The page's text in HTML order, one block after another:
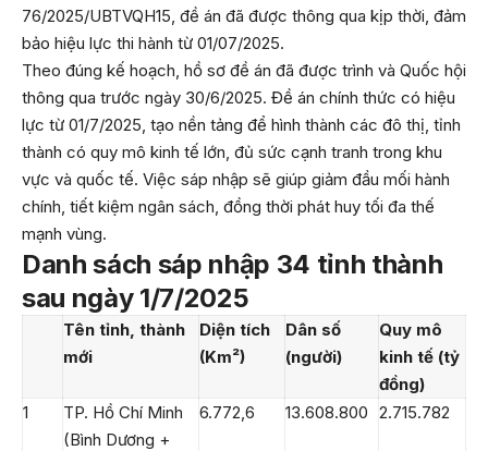
76/2025/UBTVQH15, đề án đã được thông qua kịp thời, đảm
bảo hiệu lực thi hành từ 01/07/2025.
Theo đúng kế hoạch, hồ sơ đề án đã được trình và Quốc hội
thông qua trước ngày 30/6/2025. Đề án chính thức có hiệu
lực từ 01/7/2025, tạo nền tảng để hình thành các đô thị, tỉnh
thành có quy mô kinh tế lớn, đủ sức cạnh tranh trong khu
vực và quốc tế. Việc sáp nhập sẽ giúp giảm đầu mối hành
chính, tiết kiệm ngân sách, đồng thời phát huy tối đa thế
mạnh vùng.
Danh sách sáp nhập 34 tỉnh thành
sau ngày 1/7/2025
Tên tỉnh, thành
mới
Diện tích
(Km²)
Dân số
(người)
Quy mô
kinh tế (tỷ
đồng)
1
TP. Hồ Chí Minh
(Bình Dương +
6.772,6 13.608.800 2.715.782